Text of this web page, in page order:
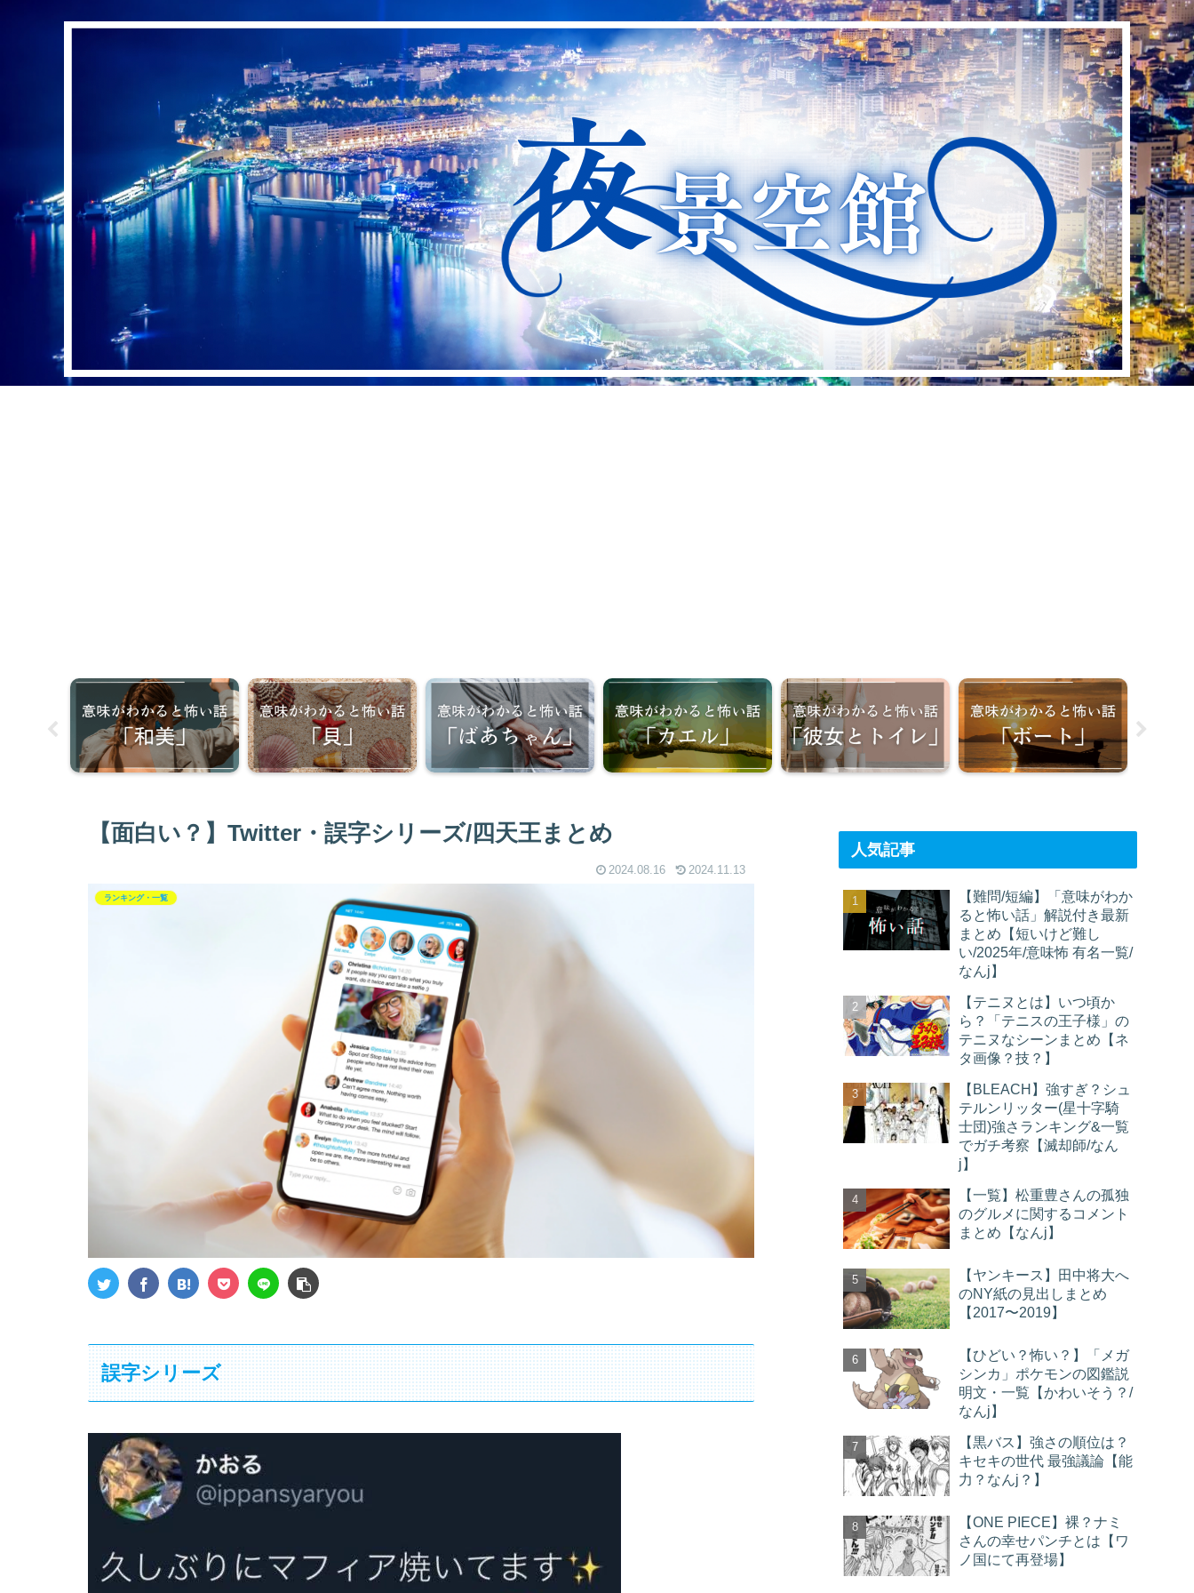
【面白い？】Twitter・誤字シリーズ/四天王まとめ
2024.08.16 2024.11.13
ランキング・一覧
誤字シリーズ
人気記事
【難問/短編】「意味がわか
ると怖い話」解説付き最新
まとめ【短いけど難し
い/2025年/意味怖 有名一覧/
なんj】
【テニヌとは】いつ頃か
ら？「テニスの王子様」の
テニヌなシーンまとめ【ネ
タ画像？技？】
【BLEACH】強すぎ？シュ
テルンリッター(星十字騎
士団)強さランキング&一覧
でガチ考察【滅却師/なん
j】
【一覧】松重豊さんの孤独
のグルメに関するコメント
まとめ【なんj】
【ヤンキース】田中将大へ
のNY紙の見出しまとめ
【2017〜2019】
【ひどい？怖い？】「メガ
シンカ」ポケモンの図鑑説
明文・一覧【かわいそう？/
なんj】
【黒バス】強さの順位は？
キセキの世代 最強議論【能
力？なんj？】
【ONE PIECE】裸？ナミ
さんの幸せパンチとは【ワ
ノ国にて再登場】